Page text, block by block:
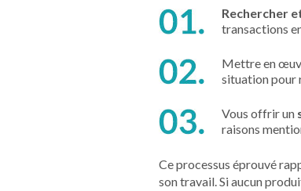
Rechercher
transactions
Mettre en
situation pour
Vous offrir un
raisons
Ce processus éprouvé
son travail. Si aucun